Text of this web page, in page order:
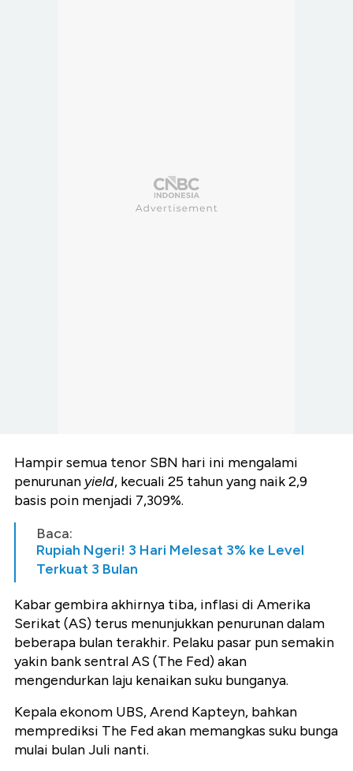
Hampir semua tenor SBN hari ini mengalami
penurunan yield, kecuali 25 tahun yang naik 2,9
basis poin menjadi 7,309%.
Baca:
Rupiah Ngeri! 3 Hari Melesat 3% ke Level
Terkuat 3 Bulan
Kabar gembira akhirnya tiba, inflasi di Amerika
Serikat (AS) terus menunjukkan penurunan dalam
beberapa bulan terakhir. Pelaku pasar pun semakin
yakin bank sentral AS (The Fed) akan
mengendurkan laju kenaikan suku bunganya.
Kepala ekonom UBS, Arend Kapteyn, bahkan
memprediksi The Fed akan memangkas suku bunga
mulai bulan Juli nanti.